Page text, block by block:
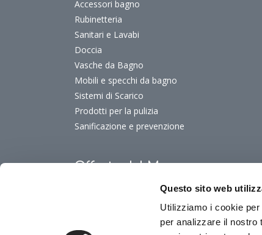
Questo sito web
Utilizziamo i cookie
per analizzare il nostro
Accessori bagno
Rubinetteria
Sanitari e Lavabi
Doccia
Vasche da Bagno
Mobili e specchi da bagno
Sistemi di Scarico
Prodotti per la pulizia
Sanificazione e prevenzione
Offerte del Mese